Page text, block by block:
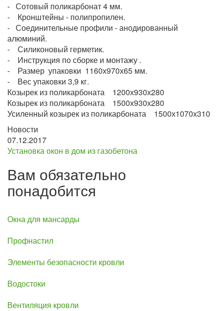
- Сотовый поликарбонат 4 мм.
- Кронштейны - полипропилен.
- Соединительные профили - анодированный
алюминий.
- Силиконовый герметик.
- Инструкция по сборке и монтажу .
- Размер упаковки 1160х970х65 мм.
- Вес упаковки 3,9 кг.
Козырек из поликарбоната 1200х930х280
Козырек из поликарбоната 1500х930х280
Усиленный козырек из поликарбоната 1500х1070х310
Новости
07.12.2017
Установка окон в дом из газобетона
Вам обязательно
понадобится
Окна для мансарды
Профнастил
Элементы безопасности кровли
Водостоки
Вентиляция кровли